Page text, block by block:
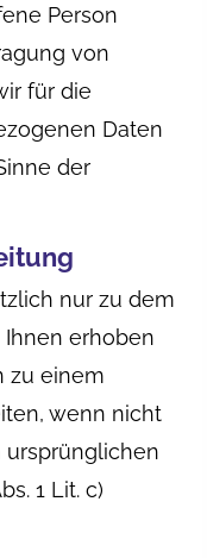
Person
von
für die
Daten
der
nur zu dem
erhoben
zu einem
wenn nicht
1 Lit. c)